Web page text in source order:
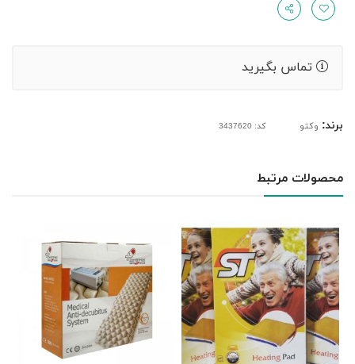
تماس بگیرید
برند: وکتو کد: 3437620
محصولات مرتبط